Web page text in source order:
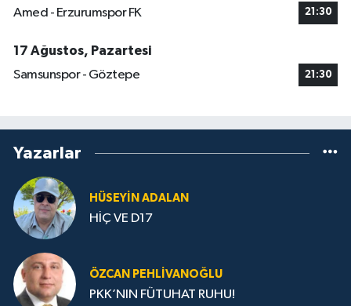
Amed - Erzurumspor FK 21:30
17 Ağustos, Pazartesi
Samsunspor - Göztepe
21:30
Yazarlar
HÜSEYIN ADALAN
HİÇ VE D17
ÖZCAN PEHLIVANOĞLU
PKK’NIN FÜTUHAT RUHU!